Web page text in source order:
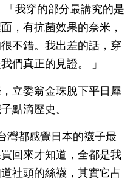
我穿的部分最講究的是
，有抗菌效果的奈米，
不錯。我出差的話，穿
們真正的見證。 」
立委翁金珠脫下平日犀
點滴歷史。
灣都感覺日本的襪子最
回來才知道，全都是我
社頭的絲襪，其實它占